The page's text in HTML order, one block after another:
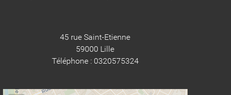
45 rue Saint-Etienne
59000 Lille
Téléphone : 0320575324